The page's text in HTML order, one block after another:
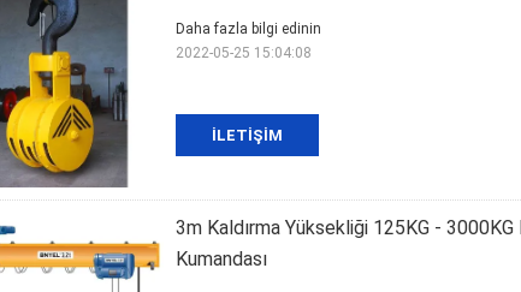
İLETIŞIM
Daha fazla bilgi edinin
2022-05-25 15:04:08
3m Kaldırma Yüksekliği 125KG -
Kumandası